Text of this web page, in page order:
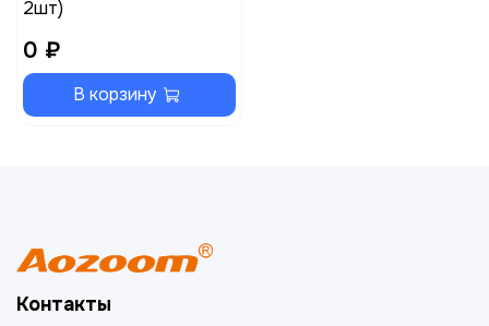
2шт)
0 ₽
В корзину
Контакты